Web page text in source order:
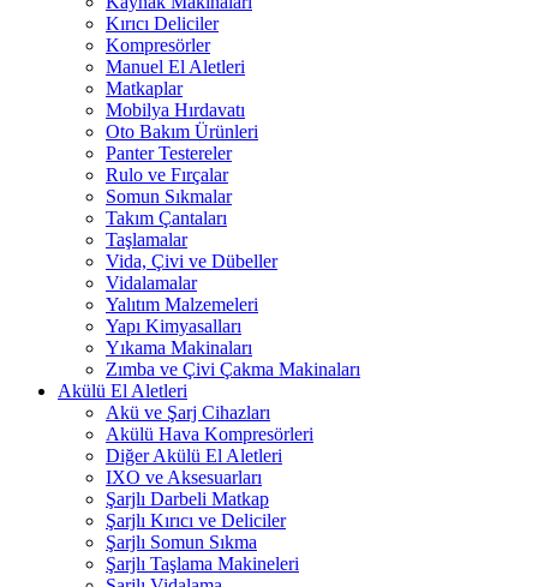
Kırıcı Deliciler
Kompresörler
Manuel El Aletleri
Matkaplar
Mobilya Hırdavatı
Oto Bakım Ürünleri
Panter Testereler
Rulo ve Fırçalar
Somun Sıkmalar
Takım Çantaları
Taşlamalar
Vida, Çivi ve Dübeller
Vidalamalar
Yalıtım Malzemeleri
Yapı Kimyasalları
Yıkama Makinaları
Zımba ve Çivi Çakma Makinaları
Akülü El Aletleri
Akü ve Şarj Cihazları
Akülü Hava Kompresörleri
Diğer Akülü El Aletleri
IXO ve Aksesuarları
Şarjlı Darbeli Matkap
Şarjlı Kırıcı ve Deliciler
Şarjlı Somun Sıkma
Şarjlı Taşlama Makineleri